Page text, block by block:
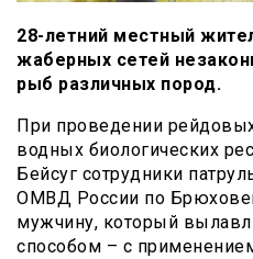
28-летний местный
жаберных сетей
рыб различных пород.
При проведении
водных биологических
Бейсуг сотрудники
ОМВД России по
мужчину, который
способом – с